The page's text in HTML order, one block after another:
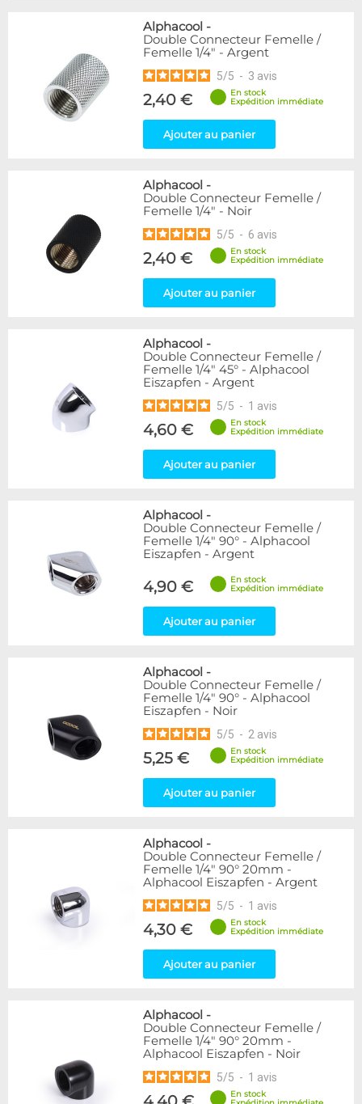
Alphacool -
Double Connecteur Femelle /
Femelle 1/4" - Argent
5/5 - 3 avis
2,40 €
En stock
Expédition immédiate
Ajouter au panier
Alphacool -
Double Connecteur Femelle /
Femelle 1/4" - Noir
5/5 - 6 avis
2,40 €
En stock
Expédition immédiate
Ajouter au panier
Alphacool -
Double Connecteur Femelle /
Femelle 1/4" 45° - Alphacool
Eiszapfen - Argent
5/5 - 1 avis
4,60 €
En stock
Expédition immédiate
Ajouter au panier
Alphacool -
Double Connecteur Femelle /
Femelle 1/4" 90° - Alphacool
Eiszapfen - Argent
4,90 €
En stock
Expédition immédiate
Ajouter au panier
Alphacool -
Double Connecteur Femelle /
Femelle 1/4" 90° - Alphacool
Eiszapfen - Noir
5/5 - 2 avis
5,25 €
En stock
Expédition immédiate
Ajouter au panier
Alphacool -
Double Connecteur Femelle /
Femelle 1/4" 90° 20mm -
Alphacool Eiszapfen - Argent
5/5 - 1 avis
4,30 €
En stock
Expédition immédiate
Ajouter au panier
Alphacool -
Double Connecteur Femelle /
Femelle 1/4" 90° 20mm -
Alphacool Eiszapfen - Noir
5/5 - 1 avis
En stock